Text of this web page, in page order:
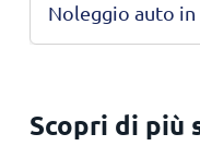
Noleggio auto
Scopri di più